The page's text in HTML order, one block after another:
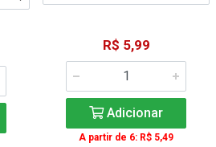
R$ 5,99
Adicionar
A partir de 6: R$ 5,49